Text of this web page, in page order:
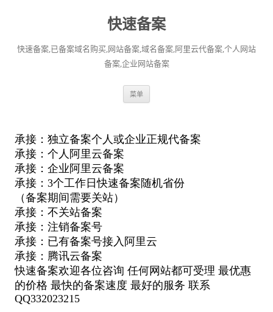
快速备案
快速备案,已备案域名购买,网站备案,域名备案,阿里云代备案,个人网站
备案,企业网站备案
菜单